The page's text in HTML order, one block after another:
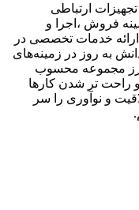
ارتباطی
را در زمینه فروش ،اجرا و
خدمات تخصصی در
به‌ روز در زمینه‌های
مجموعه محسوب
و راحت تر شدن کارها
و نوآوری را سر